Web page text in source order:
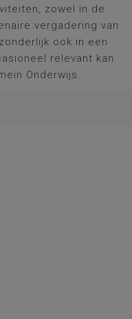
zowel in de
vergadering van
ook in een
relevant kan
Onderwijs.